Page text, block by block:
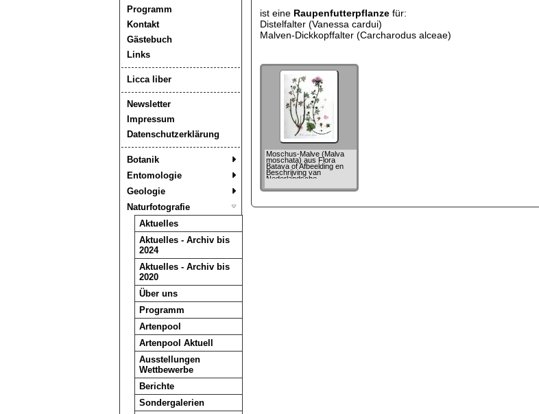
Programm
Kontakt
Gästebuch
Links
Licca liber
Newsletter
Impressum
Datenschutzerklärung
Botanik
Entomologie
Geologie
Naturfotografie
Aktuelles
Aktuelles - Archiv bis
2024
Aktuelles - Archiv bis
2020
Über uns
Programm
Artenpool
Artenpool Aktuell
Ausstellungen
Wettbewerbe
Berichte
Sondergalerien
ist eine Raupenfutterpflanze für:
Distelfalter (Vanessa cardui)
Malven-Dickkopffalter (Carcharodus alceae)
Moschus-Malve (Malva
moschata) aus Flora
Batava of Afbeelding en
Beschrijving van
Nederlandsche
von Jan Kops